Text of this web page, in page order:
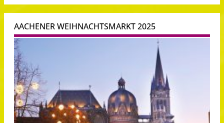
AACHENER WEIHNACHTSMARKT 2025